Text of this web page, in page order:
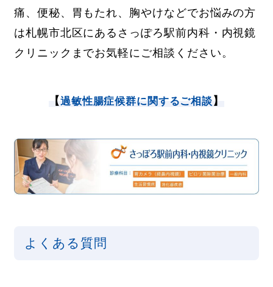
痛、便秘、胃もたれ、胸やけなどでお悩みの方
は札幌市北区にあるさっぽろ駅前内科・内視鏡
クリニックまでお気軽にご相談ください。
【過敏性腸症候群に関するご相談 】
よくある質問